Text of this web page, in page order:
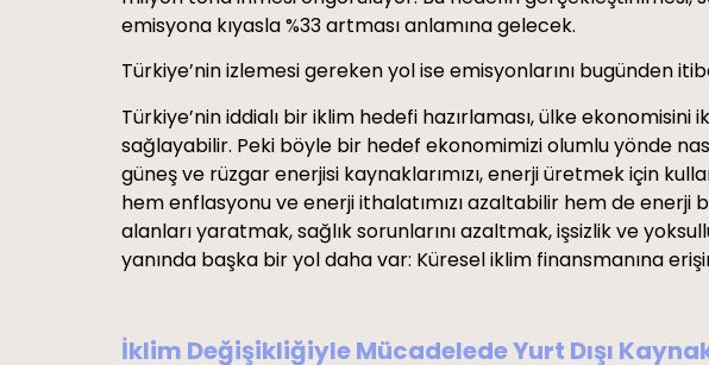
emisyona kıyasla %33 artması anlamına gelecek.
Türkiye’nin izlemesi gereken yol ise emisyonlarını bugünden
Türkiye’nin iddialı bir iklim hedefi hazırlaması, ülke
sağlayabilir. Peki böyle bir hedef ekonomimizi olumlu yönde
güneş ve rüzgar enerjisi kaynaklarımızı, enerji üretmek için
hem enflasyonu ve enerji ithalatımızı azaltabilir hem de enerji
alanları yaratmak, sağlık sorunlarını azaltmak, işsizlik ve
yanında başka bir yol daha var: Küresel iklim finansmanına
İklim Değişikliğiyle Mücadelede Yurt Dışı